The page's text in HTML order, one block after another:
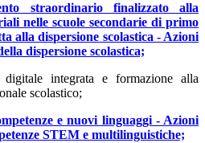
straordinario finalizzato alla
nelle scuole secondarie di primo
alla dispersione scolastica - Azioni
dispersione scolastica;
integrata e formazione alla
scolastico;
e nuovi linguaggi - Azioni
STEM e multilinguistiche;